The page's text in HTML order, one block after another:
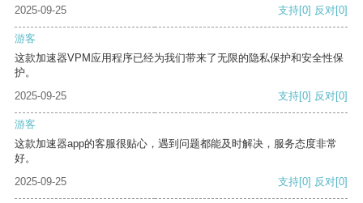
2025-09-25
支持[0] 反对[0]
游客
这款加速器VPM应用程序已经为我们带来了无限的隐私保护和安全性保
护。
2025-09-25
支持[0] 反对[0]
游客
这款加速器app的客服很贴心，遇到问题都能及时解决，服务态度非常
好。
2025-09-25
支持[0] 反对[0]